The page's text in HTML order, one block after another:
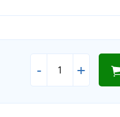
- +